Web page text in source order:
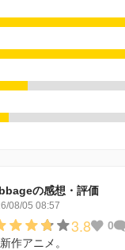
の感想・評価
08/05 08:57
3.8 0
作アニメ。